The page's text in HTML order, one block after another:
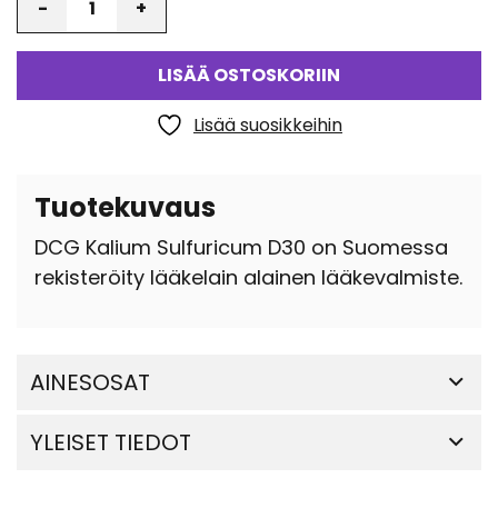
LISÄÄ OSTOSKORIIN
Lisää suosikkeihin
Tuotekuvaus
DCG Kalium Sulfuricum D30 on Suomessa
rekisteröity lääkelain alainen lääkevalmiste.
AINESOSAT
YLEISET TIEDOT